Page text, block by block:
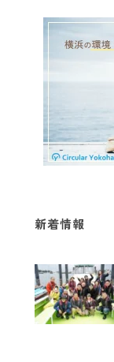
新着情報